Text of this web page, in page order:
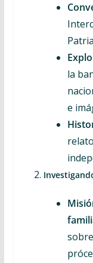
la
e